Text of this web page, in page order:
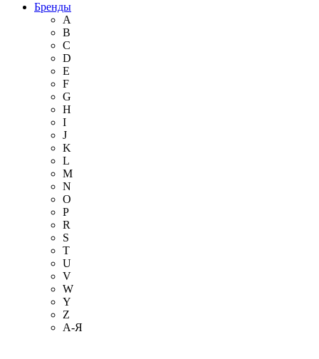
Бренды
A
B
C
D
E
F
G
H
I
J
K
L
M
N
O
P
R
S
T
U
V
W
Y
Z
А-Я